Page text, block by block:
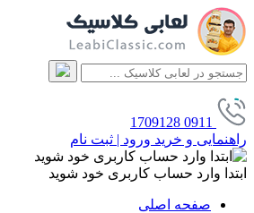
0911
راهنمایی و خرید ورود | ثبت نام
ابتدا وارد حساب کاربری خود شوید
صفحه اصلی